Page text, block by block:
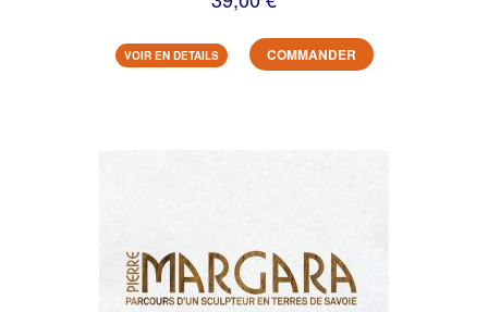
VOIR EN DETAILS COMMANDER